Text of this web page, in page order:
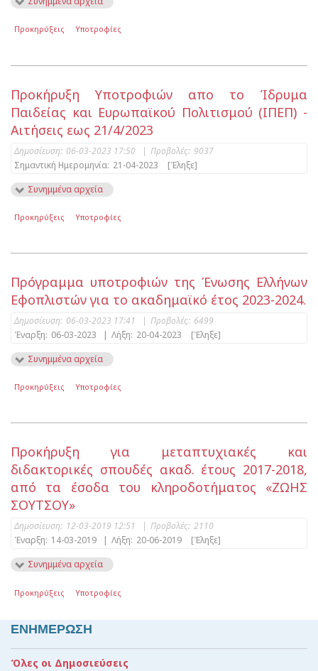
Προκηρύξεις Υποτροφίες
Προκήρυξη Υποτροφιών απο το Ίδρυμα
Παιδείας και Ευρωπαϊκού Πολιτισμού (ΙΠΕΠ) -
Αιτήσεις εως 21/4/2023
Δημοσίευση: 06-03-2023 17:50 | Προβολές: 9037
Σημαντική Ημερομηνία: 21-04-2023
[Έληξε]
Συνημμένα αρχεία
Προκηρύξεις Υποτροφίες
Πρόγραμμα υποτροφιών της Ένωσης Ελλήνων
Εφοπλιστών για το ακαδημαϊκό έτος 2023-2024.
Δημοσίευση: 06-03-2023 17:41 | Προβολές: 6499
Έναρξη: 06-03-2023 | Λήξη: 20-04-2023
[Έληξε]
Συνημμένα αρχεία
Προκηρύξεις Υποτροφίες
Προκήρυξη για μεταπτυχιακές και
διδακτορικές σπουδές ακαδ. έτους 2017-2018,
από τα έσοδα του κληροδοτήματος «ΖΩΗΣ
ΣΟΥΤΣΟΥ»
Δημοσίευση: 12-03-2019 12:51 Προβολές: 2110
Έναρξη: 14-03-2019 Λήξη: 20-06-2019
[Έληξε]
Συνημμένα αρχεία
Προκηρύξεις Υποτροφίες
ΕΝΗΜΕΡΩΣΗ
Όλες οι Δημοσιεύσεις